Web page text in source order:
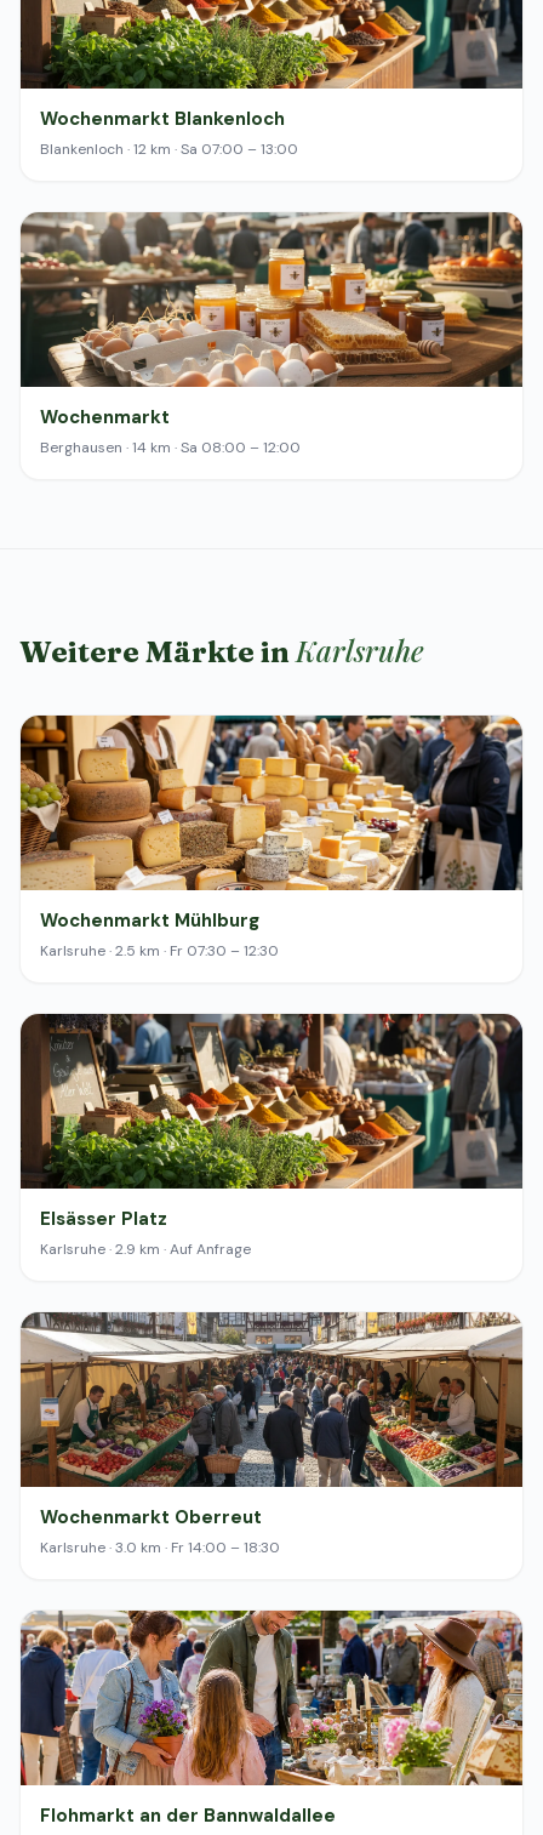
Wochenmarkt Blankenloch
Blankenloch · 12 km · Sa 07:00 – 13:00
Wochenmarkt
Berghausen · 14 km · Sa 08:00 – 12:00
Weitere Märkte inKarlsruhe
Wochenmarkt Mühlburg
Karlsruhe · 2.5 km · Fr 07:30 – 12:30
Elsässer Platz
Karlsruhe · 2.9 km · Auf Anfrage
Wochenmarkt Oberreut
Karlsruhe · 3.0 km · Fr 14:00 – 18:30
Flohmarkt an der Bannwaldallee